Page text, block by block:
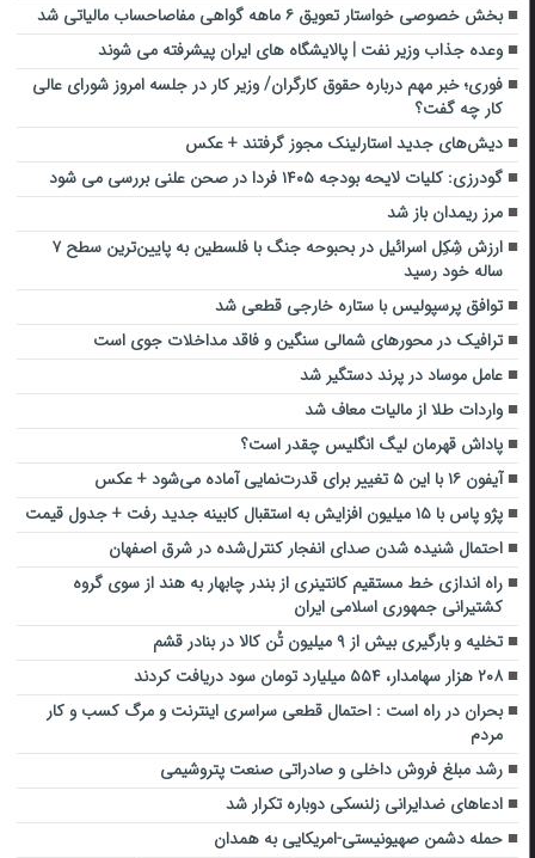
بخش خصوصی خواستار تعویق ۶ ماهه گواهی مفاصاحساب مالیاتی شد
وعده جذاب وزیر نفت | پالایشگاه های ایران پیشرفته می شوند
فوری؛ خبر مهم درباره حقوق کارگران/ وزیر کار در جلسه امروز شورای عالی
کار چه گفت؟
دیش‌های جدید استارلینک مجوز گرفتند + عکس
گودرزی: کلیات لایحه بودجه ۱۴۰۵ فردا در صحن علنی بررسی می شود
مرز ریمدان باز شد
ارزش شِکِل اسرائیل در بحبوحه جنگ با فلسطین به پایین‌ترین سطح ۷
ساله خود رسید
توافق پرسپولیس با ستاره خارجی قطعی شد
ترافیک در محورهای شمالی سنگین و فاقد مداخلات جوی است
عامل موساد در پرند دستگیر شد
واردات طلا از مالیات معاف شد
پاداش قهرمان لیگ انگلیس چقدر است؟
آیفون ۱۶ با این ۵ تغییر برای قدرت‌نمایی آماده می‌شود + عکس
پژو پاس با ۱۵ میلیون افزایش به استقبال کابینه جدید رفت + جدول قیمت
احتمال شنیده شدن صدای انفجار کنترل‌شده در شرق اصفهان
راه اندازی خط مستقیم کانتینری از بندر چابهار به هند از سوی گروه
کشتیرانی جمهوری اسلامی ایران
تخلیه و بارگیری بیش از ۹ میلیون تُن کالا در بنادر قشم
۲۰۸ هزار سهامدار، ۵۵۴ میلیارد تومان سود دریافت کردند
بحران در راه است : احتمال قطعی سراسری اینترنت و مرگ کسب و کار
مردم
رشد مبلغ فروش داخلی و صادراتی صنعت پتروشیمی
ادعاهای ضدایرانی زلنسکی دوباره تکرار شد
حمله دشمن صهیونیستی-امریکایی به همدان